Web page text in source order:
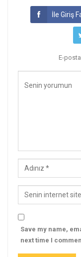
İle Giriş
E-
Save my name,
next time I